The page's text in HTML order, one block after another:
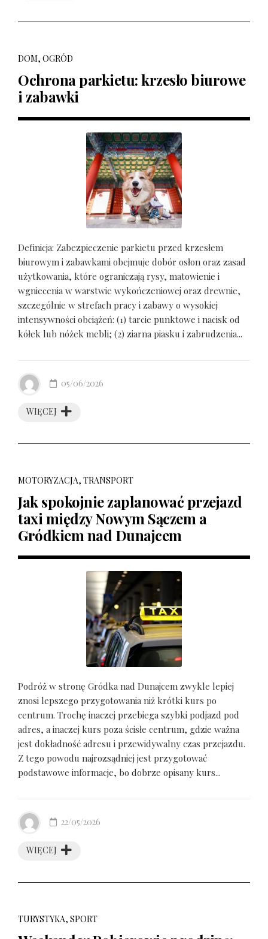
DOM, OGRÓD
Ochrona parkietu: krzesło biurowe
i zabawki
Definicja: Zabezpieczenie parkietu przed krzesłem
biurowym i zabawkami obejmuje dobór osłon oraz zasad
użytkowania, które ograniczają rysy, matowienie i
wgniecenia w warstwie wykończeniowej oraz drewnie,
szczególnie w strefach pracy i zabawy o wysokiej
intensywności obciążeń: (1) tarcie punktowe i nacisk od
kółek lub nóżek mebli; (2) ziarna piasku i zabrudzenia...
WIĘCEJ
05/06/2026
MOTORYZACJA, TRANSPORT
Jak spokojnie zaplanować przejazd
taxi między Nowym Sączem a
Gródkiem nad Dunajcem
Podróż w stronę Gródka nad Dunajcem zwykle lepiej
znosi lepszego przygotowania niż krótki kurs po
centrum. Trochę inaczej przebiega szybki podjazd pod
adres, a inaczej kurs poza ścisłe centrum, gdzie ważna
jest dokładność adresu i przewidywalny czas przejazdu.
Z tego powodu najrozsądniej jest przygotować
podstawowe informacje, bo dobrze opisany kurs...
WIĘCEJ
22/05/2026
TURYSTYKA, SPORT